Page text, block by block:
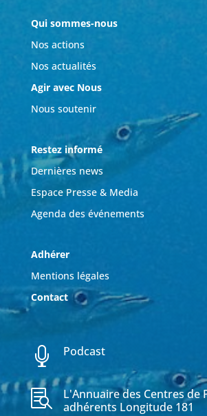
Qui sommes-nous
Nos actions
Nos actualités
Agir avec Nous
Nous soutenir
Restez informé
Dernières news
Espace Presse & Media
Agenda des événements
Adhérer
Mentions légales
Contact
 Podcast

L'Annuaire des Centres de
adhérents Longitude 181